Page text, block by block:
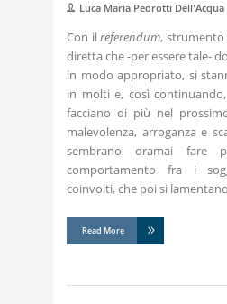
Luca Maria Pedrotti Dell'Acqua
Con ilreferendum, strumento
diretta che -per essere tale-
in modo appropriato, si
in molti e, così
facciano di più nel
malevolenza, arroganza e
sembrano oramai fare
comportamento fra i
coinvolti, che poi si
Read More